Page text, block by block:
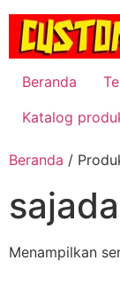
Lewati
konten
Beranda
Katalog
Beranda /
Menampilkan